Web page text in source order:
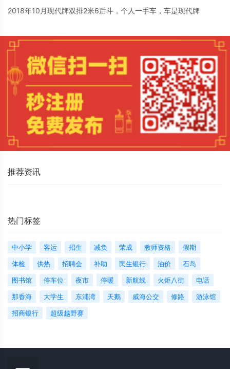
2018年10月现代牌双排2米6后斗，个人一手车，车是现代牌
推荐资讯
热门标签
中小学 客运 招生 减负 荣成 教师资格
假期
体检
供热 招聘会 补助 民生银行 油价
石岛
图书馆
停车位 夜市 停暖 新航线 火炬八街
电话
那香海
大学生 东浦湾 天鹅 威海公交 修路
游泳馆
招商银行
超级越野赛